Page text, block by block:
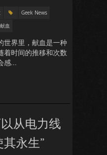
Geek News
献血
世界里，献血是一种
着时间的推移和次数
感…
从电力线
永生”